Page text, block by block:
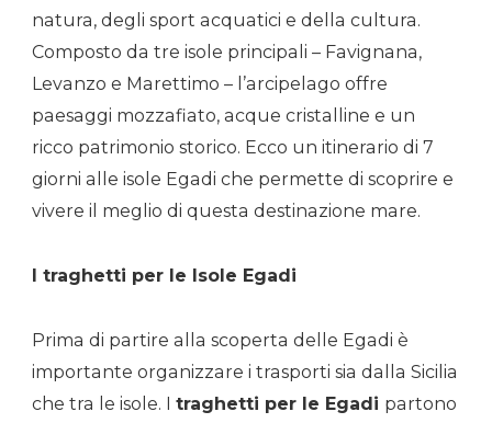
natura, degli sport acquatici e della cultura.
Composto da tre isole principali – Favignana,
Levanzo e Marettimo – l’arcipelago offre
paesaggi mozzafiato, acque cristalline e un
ricco patrimonio storico. Ecco un itinerario di 7
giorni alle isole Egadi che permette di scoprire e
vivere il meglio di questa destinazione mare.
I traghetti per le Isole Egadi
Prima di partire alla scoperta delle Egadi è
importante organizzare i trasporti sia dalla Sicilia
che tra le isole. I traghetti per le Egadi partono